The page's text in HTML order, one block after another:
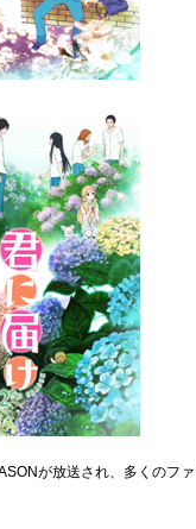
が放送され、多くのフ